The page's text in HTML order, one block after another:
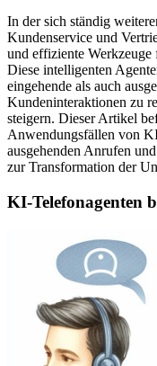
In der sich ständig
Kundenservice und
und effiziente Werkzeuge
Diese intelligenten
eingehende als auch
Kundeninteraktionen zu
steigern. Dieser Artikel
Anwendungsfällen von
ausgehenden Anrufen
zur Transformation der
KI-Telefonagenten